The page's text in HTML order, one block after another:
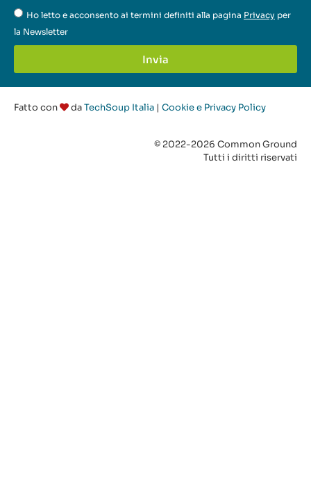
Ho letto e acconsento ai termini definiti alla pagina Privacy per
la Newsletter
Invia
Fatto con daTechSoup Italia | Cookie e Privacy Policy
© 2022-2026 Common Ground
Tutti i diritti riservati